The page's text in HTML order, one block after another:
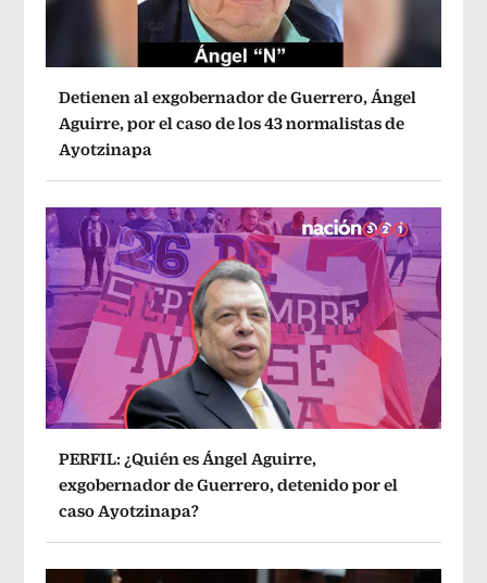
Detienen al exgobernador de Guerrero, Ángel
Aguirre, por el caso de los 43 normalistas de
Ayotzinapa
PERFIL: ¿Quién es Ángel Aguirre,
exgobernador de Guerrero, detenido por el
caso Ayotzinapa?